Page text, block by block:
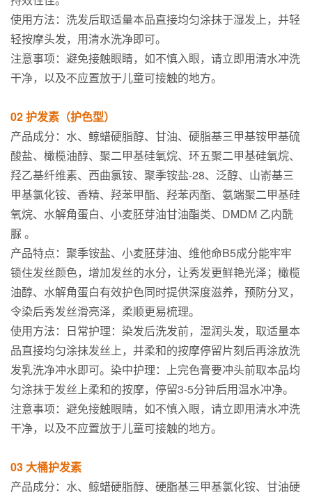
使用方法：洗发后取适量本品直接均匀涂抹于湿发上，并轻
轻按摩头发，用清水洗净即可。
注意事项：避免接触眼睛，如不慎入眼，请立即用清水冲洗
干净，以及不应置放于儿童可接触的地方。
02 护发素（护色型）
产品成分：水、鲸蜡硬脂醇、甘油、硬脂基三甲基铵甲基硫
酸盐、橄榄油醇、聚二甲基硅氧烷、环五聚二甲基硅氧烷、
羟乙基纤维素、西曲氯铵、聚季铵盐-28、泛醇、山嵛基三
甲基氯化铵、香精、羟苯甲酯、羟苯丙酯、氨端聚二甲基硅
氧烷、水解角蛋白、小麦胚芽油甘油酯类、DMDM 乙内酰
脲 。
产品特点：聚季铵盐、小麦胚芽油、维他命B5成分能牢牢
锁住发丝颜色，增加发丝的水分，让秀发更鲜艳光泽；橄榄
油醇、水解角蛋白有效护色同时提供深度滋养，预防分叉，
令染后秀发丝滑亮泽，柔顺更易梳理。
使用方法：日常护理：染发后洗发前，湿润头发，取适量本
品直接均匀涂抹发丝上，并柔和的按摩停留片刻后再涂放洗
发乳洗净冲水即可。染中护理：上完色膏要冲头前取本品均
匀涂抹于发丝上柔和的按摩，停留3-5分钟后用温水冲净。
注意事项：避免接触眼睛，如不慎入眼，请立即用清水冲洗
干净，以及不应置放于儿童可接触的地方。
03 大桶护发素
产品成分：水、鲸蜡硬脂醇、硬脂基三甲基氯化铵、甘油硬